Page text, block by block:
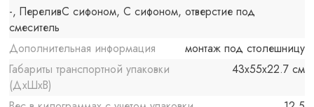
-, ПереливС сифоном, С сифоном, отверстие под
смеситель
Дополнительная информация
монтаж под столешницу
Габариты транспортной упаковки
(ДхШхВ)
43x55x22.7 см